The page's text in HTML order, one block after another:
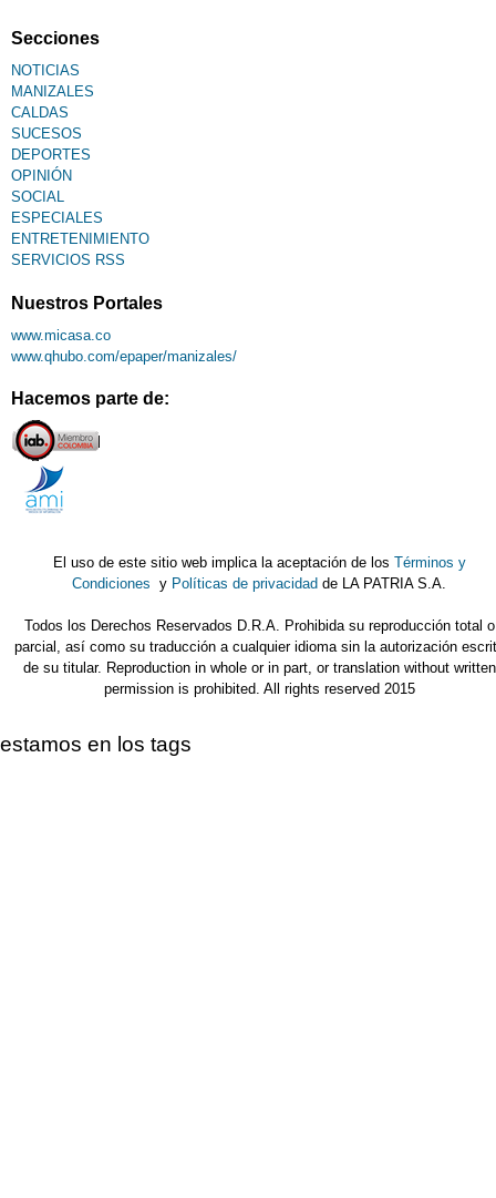
Secciones
NOTICIAS
MANIZALES
CALDAS
SUCESOS
DEPORTES
OPINIÓN
SOCIAL
ESPECIALES
ENTRETENIMIENTO
SERVICIOS RSS
Nuestros Portales
www.micasa.co
www.qhubo.com/epaper/manizales/
Hacemos parte de:
El uso de este sitio web implica la aceptación de los Términos y
Condiciones y Políticas de privacidad de LA PATRIA S.A.
Todos los Derechos Reservados D.R.A. Prohibida su reproducción total o
parcial, así como su traducción a cualquier idioma sin la autorización
de su titular. Reproduction in whole or in part, or translation without written
permission is prohibited. All rights reserved 2015
estamos en los tags